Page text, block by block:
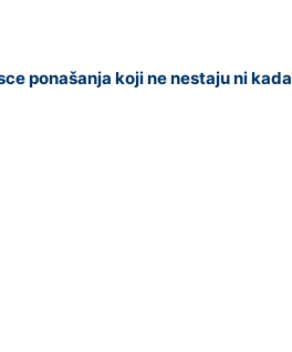
ponašanja koji ne nestaju ni kada